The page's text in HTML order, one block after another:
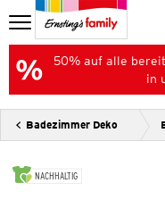
50% auf alle
in
Badezimmer Deko
NACHHALTIG